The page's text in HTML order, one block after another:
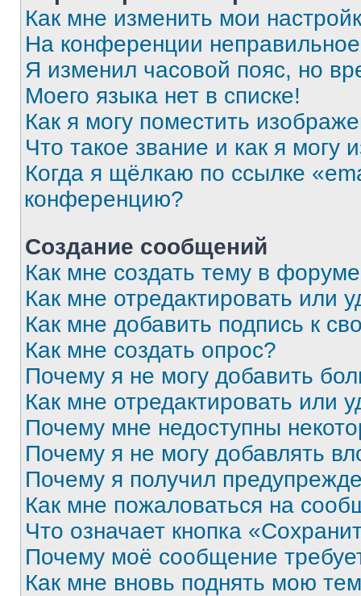
Как мне изменить мои
На конференции
Я изменил часовой пояс, но
Моего языка нет в списке!
Как я могу поместить
Что такое звание и как я могу
Когда я щёлкаю по ссылке
конференцию?
Создание сообщений
Как мне создать тему в
Как мне отредактировать или
Как мне добавить подпись к
Как мне создать опрос?
Почему я не могу добавить
Как мне отредактировать или
Почему мне недоступны
Почему я не могу добавлять
Почему я получил
Как мне пожаловаться на
Что означает кнопка
Почему моё сообщение
Как мне вновь поднять мою